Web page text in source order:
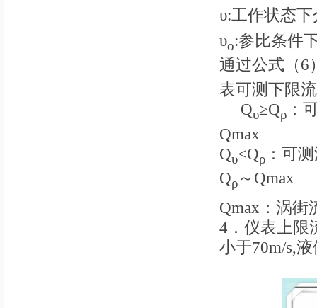
υ:工作状态
υo:参比条件
通过公式（6
表可测下限
Qυ≥Qρ ：
Qmax
Qυ<Qρ ：可
Qρ～Qmax
Qmax：涡街
4．仪表上限
小于70m/s,